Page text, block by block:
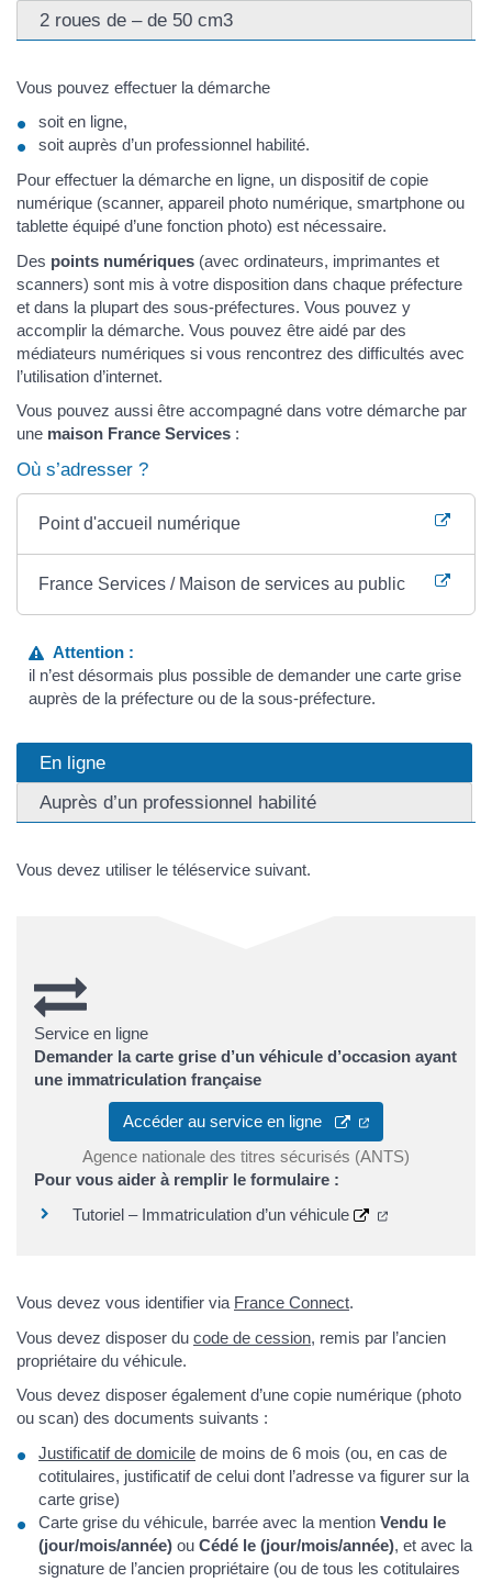
2 roues de – de 50 cm3
Vous pouvez effectuer la démarche
soit en ligne,
soit auprès d’un professionnel habilité.
Pour effectuer la démarche en ligne, un dispositif de copie
numérique (scanner, appareil photo numérique, smartphone ou
tablette équipé d’une fonction photo) est nécessaire.
Des points numériques (avec ordinateurs, imprimantes et
scanners) sont mis à votre disposition dans chaque préfecture
et dans la plupart des sous-préfectures. Vous pouvez y
accomplir la démarche. Vous pouvez être aidé par des
médiateurs numériques si vous rencontrez des difficultés avec
l’utilisation d’internet.
Vous pouvez aussi être accompagné dans votre démarche par
une maison France Services :
Où s’adresser ?
Point d'accueil numérique
France Services / Maison de services au public
Attention :
il n’est désormais plus possible de demander une carte grise
auprès de la préfecture ou de la sous-préfecture.
En ligne
Auprès d’un professionnel habilité
Vous devez utiliser le téléservice suivant.
Service en ligne
Demander la carte grise d’un véhicule d’occasion ayant
une immatriculation française
Accéder au service en ligne
Agence nationale des titres sécurisés (ANTS)
Pour vous aider à remplir le formulaire :
Tutoriel – Immatriculation d’un véhicule
Vous devez vous identifier via France Connect.
Vous devez disposer du code de cession, remis par l’ancien
propriétaire du véhicule.
Vous devez disposer également d’une copie numérique (photo
ou scan) des documents suivants :
Justificatif de domicile de moins de 6 mois (ou, en cas de
cotitulaires, justificatif de celui dont l’adresse va figurer sur la
carte grise)
Carte grise du véhicule, barrée avec la mention Vendu le
(jour/mois/année) ou Cédé le (jour/mois/année), et avec la
signature de l’ancien propriétaire (ou de tous les cotitulaires